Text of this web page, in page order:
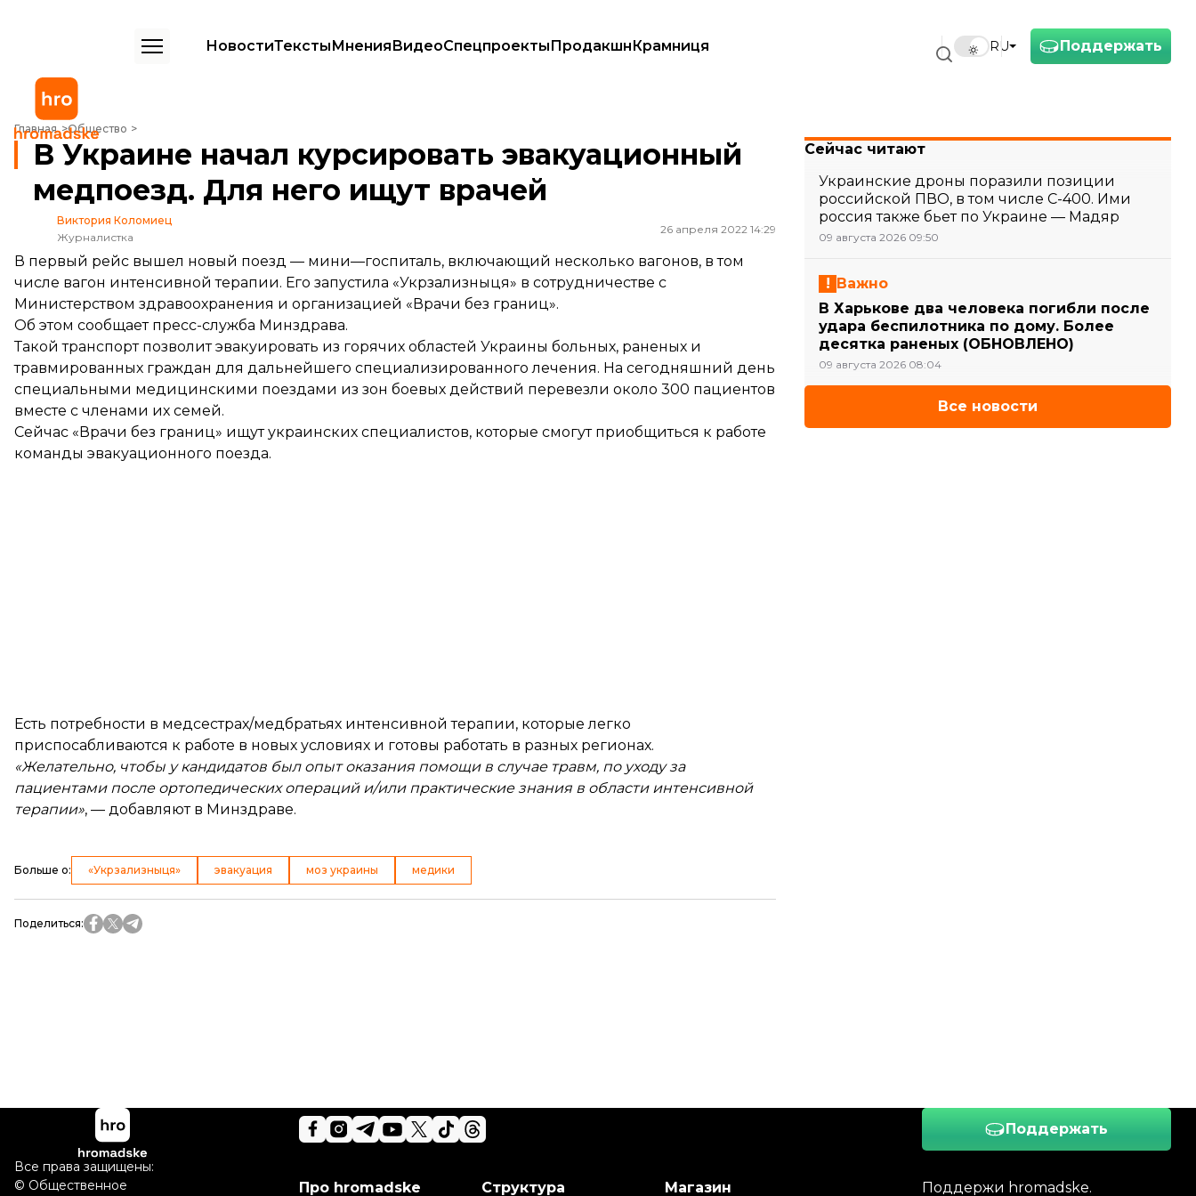
Поддержать
RU
НовостиТекстыМненияВидеоСпецпроектыПродакшнКрамниця
Главная Общество
В Украине начал курсировать эвакуационный медпоезд. Для него ищут врачей
В Украине начал курсировать эвакуационный
медпоезд. Для него ищут врачей
Виктория Коломиец
Журналистка
26 апреля 2022 14:29
В первый рейс вышел новый поезд — мини—госпиталь, включающий несколько вагонов, в том
числе вагон интенсивной терапии. Его запустила «Укрзализныця» в сотрудничестве с
Министерством здравоохранения и организацией «Врачи без границ».
Об этом сообщаетпресс-служба Минздрава.
Такой транспорт позволит эвакуировать из горячих областей Украины больных, раненых и
травмированных граждан для дальнейшего специализированного лечения. На сегодняшний день
специальными медицинскими поездами из зон боевых действий перевезли около 300 пациентов
вместе с членами их семей.
Сейчас «Врачи без границ» ищут украинских специалистов, которые смогут приобщиться к работе
команды эвакуационного поезда.
Есть потребности в медсестрах/медбратьях интенсивной терапии, которые легко
приспосабливаются к работе в новых условиях и готовы работать в разных регионах.
«Желательно, чтобы у кандидатов был опыт оказания помощи в случае травм, по уходу за
пациентами после ортопедических операций и/или практические знания в области интенсивной
терапии», — добавляют в Минздраве.
Больше о: «Укрзализныця» эвакуация моз украины медики
Поделиться:
Сейчас читают
Украинские дроны поразили позиции
российской ПВО, в том числе С-400. Ими
россия также бьет по Украине — Мадяр
09 августа 2026 09:50
Важно
В Харькове два человека погибли после
удара беспилотника по дому. Более
десятка раненых (ОБНОВЛЕНО)
09 августа 2026 08:04
Все новости
Поддержать
Поддержи hromadske.
Про hromadske Структура Магазин
Все права защищены:
© Общественное